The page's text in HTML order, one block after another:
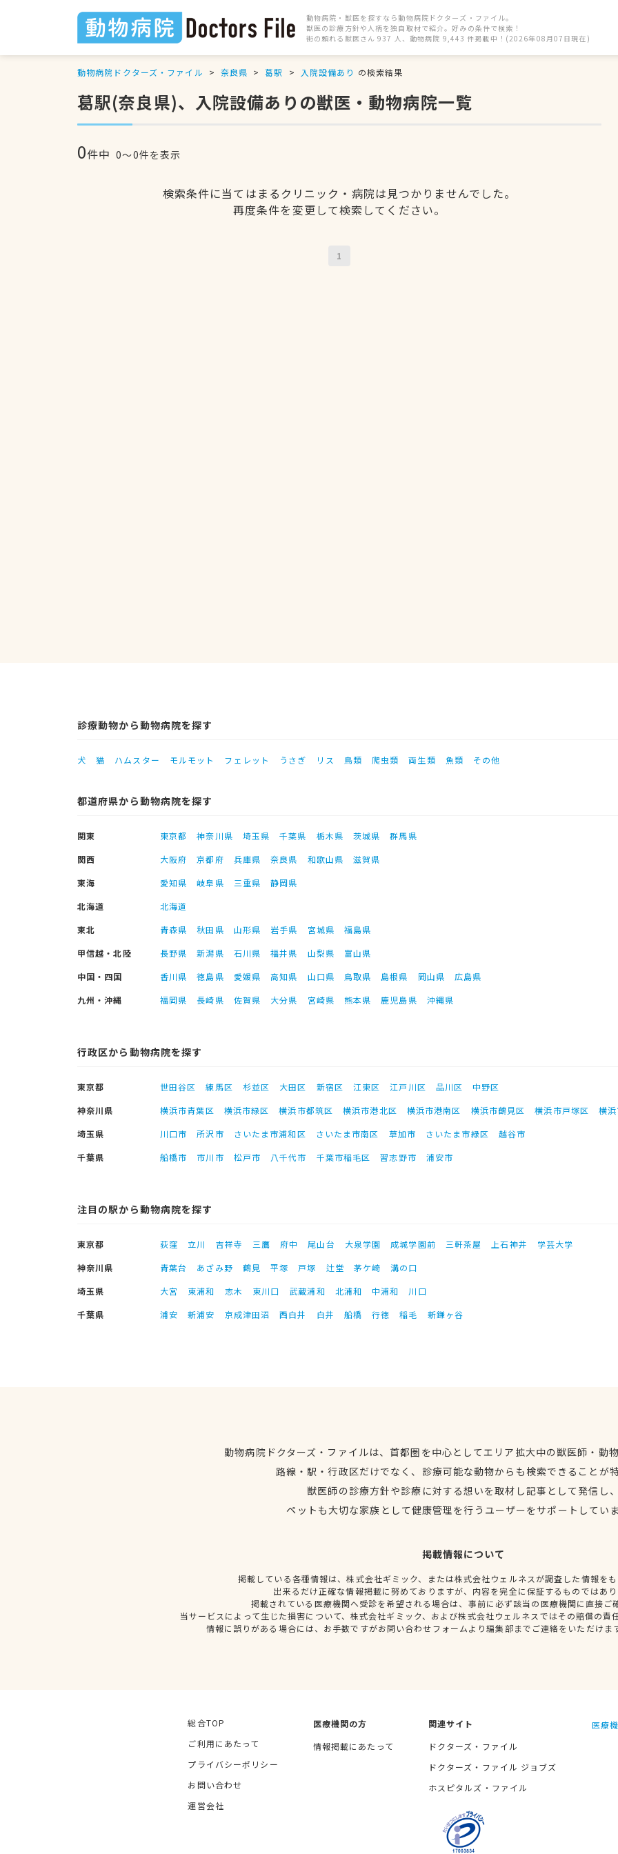
動物病院・獣医を探すなら動物病院ドクターズ・ファイル。
獣医の診療方針や人柄を独自取材で紹介。好みの条件で検索！
街の頼れる獣医さん 937 人、動物病院 9,443 件掲載中！(2026年08月07日現在)
動物病院ドクターズ・ファイル 奈良県 葛駅 入院設備あり の検索結果
葛駅(奈良県)、入院設備ありの獣医・動物病院一覧
0件中 0〜0件を表示
検索条件に当てはまるクリニック・病院は見つかりませんでした。
再度条件を変更して検索してください。
1
診療動物から動物病院を探す
犬 猫 ハムスター モルモット フェレット うさぎ リス 鳥類 爬虫類 両生類 魚類 その他
都道府県から動物病院を探す
関東 東京都 神奈川県 埼玉県 千葉県 栃木県 茨城県
群馬県
関西
大阪府 京都府 兵庫県 奈良県 和歌山県
滋賀県
東海
愛知県 岐阜県 三重県
静岡県
北海道
北海道
東北
青森県 秋田県 山形県 岩手県 宮城県
福島県
甲信越・北陸
長野県 新潟県 石川県 福井県 山梨県
富山県
中国・四国
香川県 徳島県 愛媛県 高知県 山口県 鳥取県 島根県 岡山県
広島県
九州・沖縄
福岡県 長崎県 佐賀県 大分県 宮崎県 熊本県 鹿児島県 沖縄県
行政区から動物病院を探す
東京都 世田谷区 練馬区 杉並区 大田区 新宿区 江東区 江戸川区 品川区
中野区
神奈川県
横浜市青葉区 横浜市緑区 横浜市都筑区 横浜市港北区 横浜市港南区 横浜市鶴見区 横浜市戸塚区
横
埼玉県
川口市 所沢市 さいたま市浦和区 さいたま市南区 草加市 さいたま市緑区
越谷市
千葉県
船橋市 市川市 松戸市 八千代市 千葉市稲毛区 習志野市 浦安市
注目の駅から動物病院を探す
東京都 荻窪 立川 吉祥寺 三鷹 府中 尾山台 大泉学園 成城学園前 三軒茶屋 上石神井
学芸大学
神奈川県
青葉台 あざみ野 鶴見 平塚 戸塚 辻堂 茅ケ崎
溝の口
埼玉県
大宮 東浦和 志木 東川口 武蔵浦和 北浦和 中浦和
川口
千葉県
浦安 新浦安 京成津田沼 西白井 白井 船橋 行徳 稲毛 新鎌ヶ谷
動物病院ドクターズ・ファイルは、首都圏を中心としてエリア拡大中の獣医師・動
路線・駅・行政区だけでなく、診療可能な動物からも検索できることが
獣医師の診療方針や診療に対する想いを取材し記事として発信し
ペットも大切な家族として健康管理を行うユーザーをサポートしてい
掲載情報について
掲載している各種情報は、株式会社ギミック、または株式会社ウェルネスが調査した情報を
出来るだけ正確な情報掲載に努めておりますが、内容を完全に保証するものではあ
掲載されている医療機関へ受診を希望される場合は、事前に必ず該当の医療機関に直接ご
当サービスによって生じた損害について、株式会社ギミック、および株式会社ウェルネスではその賠償の責
情報に誤りがある場合には、お手数ですがお問い合わせフォームより編集部までご連絡をいただけま
総合TOP
ご利用にあたって
プライバシーポリシー
お問い合わせ
運営会社
医療機関の方
情報掲載にあたって
関連サイト
ドクターズ・ファイル
ドクターズ・ファイル ジョブズ
ホスピタルズ・ファイル
医療